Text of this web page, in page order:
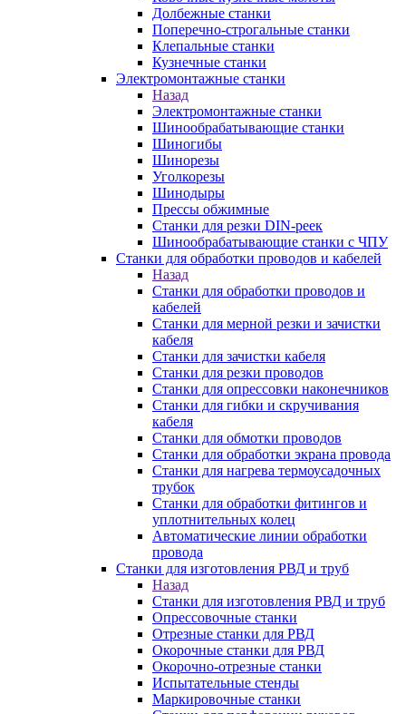
Долбежные станки
Поперечно-строгальные станки
Клепальные станки
Кузнечные станки
Электромонтажные станки
Назад
Электромонтажные станки
Шинообрабатывающие станки
Шиногибы
Шинорезы
Уголкорезы
Шинодыры
Прессы обжимные
Станки для резки DIN-реек
Шинообрабатывающие станки с ЧПУ
Станки для обработки проводов и кабелей
Назад
Станки для обработки проводов и
кабелей
Станки для мерной резки и зачистки
кабеля
Станки для зачистки кабеля
Станки для резки проводов
Станки для опрессовки наконечников
Станки для гибки и скручивания
кабеля
Станки для обмотки проводов
Станки для обработки экрана провода
Станки для нагрева термоусадочных
трубок
Станки для обработки фитингов и
уплотнительных колец
Автоматические линии обработки
провода
Станки для изготовления РВД и труб
Назад
Станки для изготовления РВД и труб
Опрессовочные станки
Отрезные станки для РВД
Окорочные станки для РВД
Окорочно-отрезные станки
Испытательные стенды
Маркировочные станки